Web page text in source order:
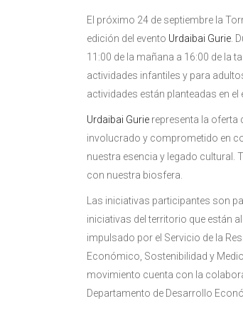
El próximo 24 de septiembre la
edición del evento Urdaibai Gurie .
11:00 de la mañana a 16:00 de la
actividades infantiles y para
actividades están planteadas en
Urdaibai Gurie representa la oferta
involucrado y comprometido en
nuestra esencia y legado cultural.
con nuestra biosfera.
Las iniciativas participantes son
iniciativas del territorio que están
impulsado por el Servicio de la
Económico, Sostenibilidad y
movimiento cuenta con la
Departamento de Desarrollo